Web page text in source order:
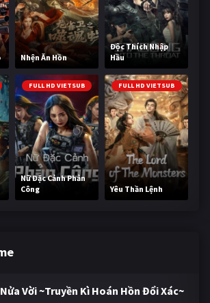
Nhện Ăn Hồn
Độc Thích Nhập
Hầu
FULL HD VIETSUB
Nữ Đặc Cảnh Phản
Công
FULL HD VIETSUB
Yêu Thần Lệnh
Vời ~Truyền Kì Hoán Hồn Đổi Xác~